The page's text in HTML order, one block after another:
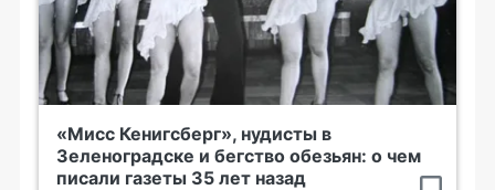
«Мисс Кенигсберг», нудисты в
Зеленоградске и бегство обезьян: о чем
писали газеты 35 лет назад